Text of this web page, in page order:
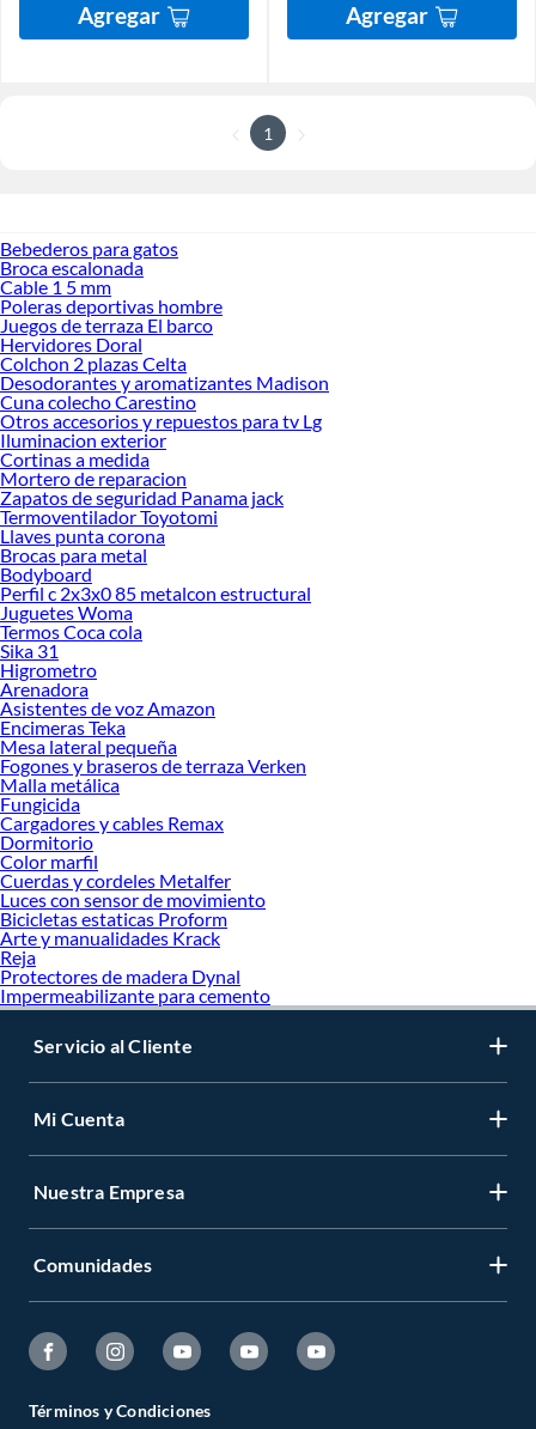
Agregar Agregar
1
Bebederos para gatos
Broca escalonada
Cable 1 5 mm
Poleras deportivas hombre
Juegos de terraza El barco
Hervidores Doral
Colchon 2 plazas Celta
Desodorantes y aromatizantes Madison
Cuna colecho Carestino
Otros accesorios y repuestos para tv Lg
Iluminacion exterior
Cortinas a medida
Mortero de reparacion
Zapatos de seguridad Panama jack
Termoventilador Toyotomi
Llaves punta corona
Brocas para metal
Bodyboard
Perfil c 2x3x0 85 metalcon estructural
Juguetes Woma
Termos Coca cola
Sika 31
Higrometro
Arenadora
Asistentes de voz Amazon
Encimeras Teka
Mesa lateral pequeña
Fogones y braseros de terraza Verken
Malla metálica
Fungicida
Cargadores y cables Remax
Dormitorio
Color marfil
Cuerdas y cordeles Metalfer
Luces con sensor de movimiento
Bicicletas estaticas Proform
Arte y manualidades Krack
Reja
Protectores de madera Dynal
Impermeabilizante para cemento
Servicio al Cliente
Mi Cuenta
Nuestra Empresa
Comunidades
Términos y Condiciones